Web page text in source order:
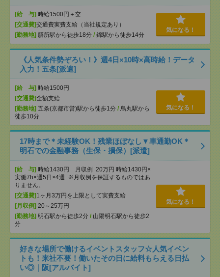
[給 与] 時給1500円＋交
[交通費]交通費実費支給（当社規定あり）
[勤務地] 膳所駅から徒歩18分 / 錦駅から徒歩14分
気になる！
《人気条件勢ぞろい！》週4日×10時×高時給！データ
入力！五条[派遣]
[給 与] 時給1500円
[交通費]全額支給
[勤務地] 五条(京都市営)駅から徒歩1分 / 烏丸駅から
徒歩10分
気になる！
17時まで＊未経験OK！残業ほぼなし▼車通勤OK＊
明石での金融事務（生保・損保）[派遣]
[給 与] 時給1430円 月収例 20万円 時給1430円×
実働7h×週5日×4週 ※月収例を保証するものではあ
りません。
[交通費] 1ヶ月3万円を上限として実費支給
[月収例] 20～25万円
[勤務地] 明石駅から徒歩2分 / 山陽明石駅から徒歩2
分
気になる！
好きな場所で働けるイベントスタッフ☆人気イベン
トも！来社不要！働いたその日に給料もらえる日払
い◎｜阪[アルバイト]